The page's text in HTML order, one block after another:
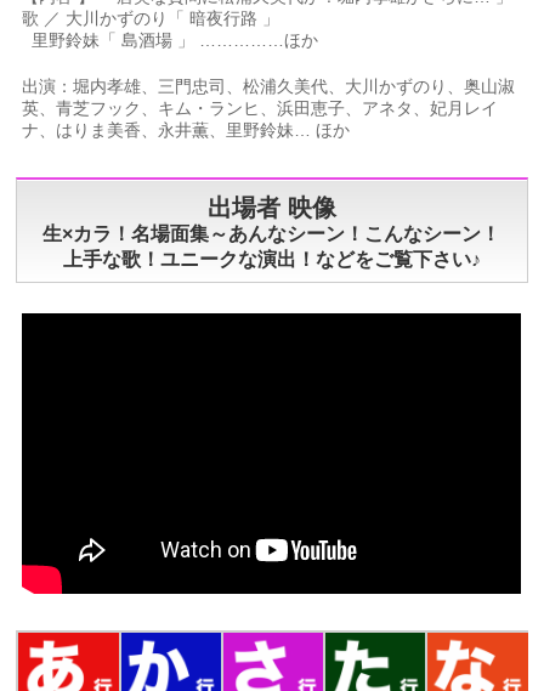
歌 ／ 大川かずのり「 暗夜行路 」
里野鈴妹「 島酒場 」 ……………ほか
出演：堀内孝雄、三門忠司、松浦久美代、大川かずのり、奥山淑
英、青芝フック、キム・ランヒ、浜田恵子、アネタ、妃月レイ
ナ、はりま美香、永井薫、里野鈴妹… ほか
出場者 映像
生×カラ！名場面集～あんなシーン！こんなシーン！
上手な歌！ユニークな演出！などをご覧下さい♪